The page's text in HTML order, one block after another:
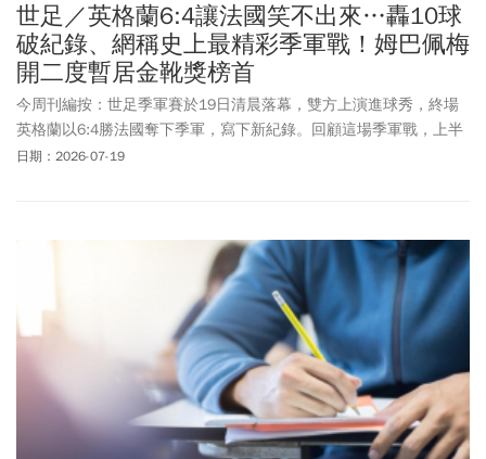
世足／英格蘭6:4讓法國笑不出來…轟10球
破紀錄、網稱史上最精彩季軍戰！姆巴佩梅
開二度暫居金靴獎榜首
今周刊編按：世足季軍賽於19日清晨落幕，雙方上演進球秀，終場
英格蘭以6:4勝法國奪下季軍，寫下新紀錄。回顧這場季軍戰，上半
場開賽不到3分鐘英格蘭賴斯就率先拿分，接著又拿下3分，以4:0分
鋒姆巴佩更梅開二度，本屆進球數和生涯進球數皆一舉超越阿根廷
梅西，並以10球的紀錄暫居本屆金靴獎榜首，有望蟬聯這項大獎。
世足賽冠軍戰將於20日凌晨3時登場，由西班牙迎戰阿根廷。
日期：2026-07-19